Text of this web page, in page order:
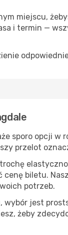
miejscu,
i termin —
sporo opcji w
przelot
biletu.
potrzeb.
jest
żeby